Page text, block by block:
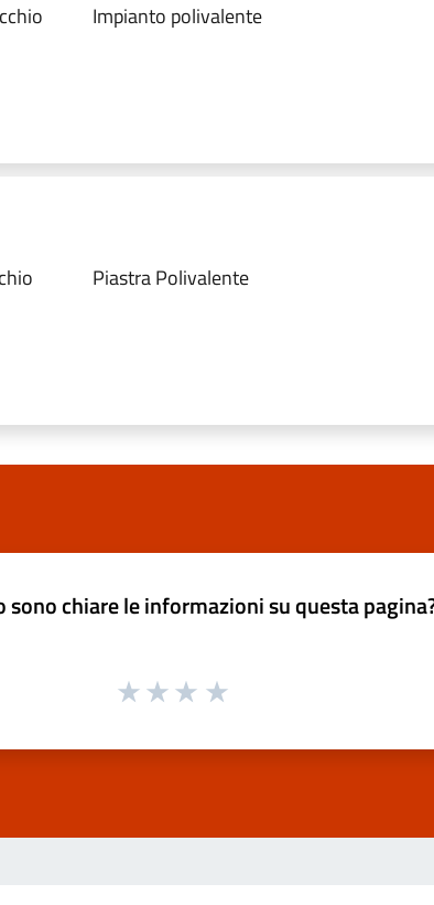
Impianto polivalente
Piastra Polivalente
sono chiare le informazioni su questa